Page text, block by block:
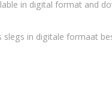
in digital format and
slegs in digitale formaat